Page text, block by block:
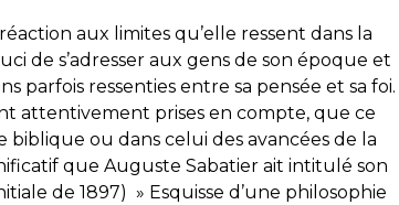
aux limites qu’elle ressent dans la
de s’adresser aux gens de son époque et
parfois ressenties entre sa pensée et sa foi.
attentivement prises en compte, que ce
biblique ou dans celui des avancées de la
que Auguste Sabatier ait intitulé son
de 1897) » Esquisse d’une philosophie